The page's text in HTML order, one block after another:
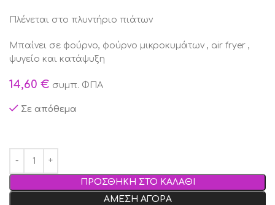
Πλένεται στο πλυντήριο πιάτων
Μπαίνει σε φούρνο, φούρνο μικροκυμάτων , air fryer ,
ψυγείο και κατάψυξη
14,60 € συμπ. ΦΠΑ
Σε απόθεμα
ΠΡΟΣΘΗΚΗ ΣΤΟ ΚΑΛΑΘΙ
ΑΜΕΣΗ ΑΓΟΡΑ